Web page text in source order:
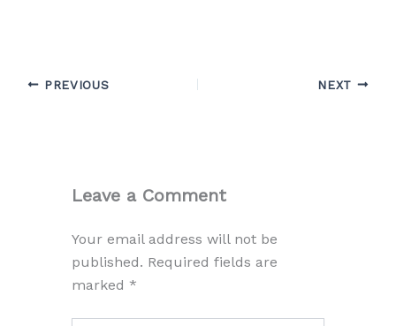
PREVIOUS NEXT
Leave a Comment
Your email address will not be
published. Required fields are
marked *